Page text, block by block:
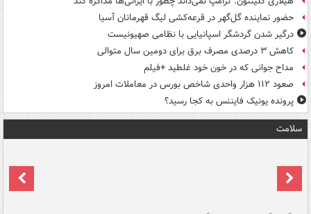
حضور نماینده گل‌گهر در قرعه‌کشی لیگ قهرمانان آسیا
درگیر شدن گردشگر اسپانیایی با نظامی صهیونیست
کاهش ۳ درصدی مصرف برق برای دومین سال متوالی
مداح جوانی که در خون خود غلطید +فیلم
صعود ۱۱۲ هزار واحدی شاخص بورس در معاملات امروز
پرونده یونیک فایننس به کجا رسید؟
سلامت